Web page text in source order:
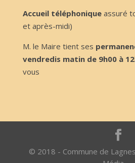
Accueil téléphoniqueassuré
et après-midi)
M. le Maire tient ses
vendredis matin de 9h00 à
vous
© 2018 - Commune de